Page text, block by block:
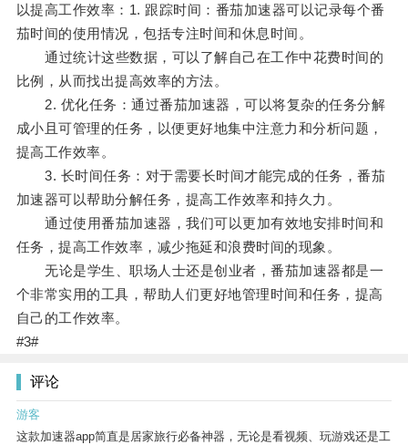
以提高工作效率：1. 跟踪时间：番茄加速器可以记录每个番
茄时间的使用情况，包括专注时间和休息时间。
通过统计这些数据，可以了解自己在工作中花费时间的
比例，从而找出提高效率的方法。
2. 优化任务：通过番茄加速器，可以将复杂的任务分解
成小且可管理的任务，以便更好地集中注意力和分析问题，
提高工作效率。
3. 长时间任务：对于需要长时间才能完成的任务，番茄
加速器可以帮助分解任务，提高工作效率和持久力。
通过使用番茄加速器，我们可以更加有效地安排时间和
任务，提高工作效率，减少拖延和浪费时间的现象。
无论是学生、职场人士还是创业者，番茄加速器都是一
个非常实用的工具，帮助人们更好地管理时间和任务，提高
自己的工作效率。
#3#
评论
游客
这款加速器app简直是居家旅行必备神器，无论是看视频、玩游戏还是工